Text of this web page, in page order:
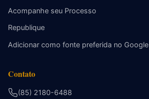
Acompanhe seu Processo
Republique
Adicionar como fonte preferida no Google
Contato
(85) 2180-6488